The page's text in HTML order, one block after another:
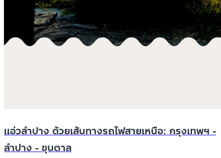
แอ่วลำปาง ด้วยเส้นทางรถไฟสายเหนือ: กรุงเทพฯ -
ลำปาง - ขุนตาล